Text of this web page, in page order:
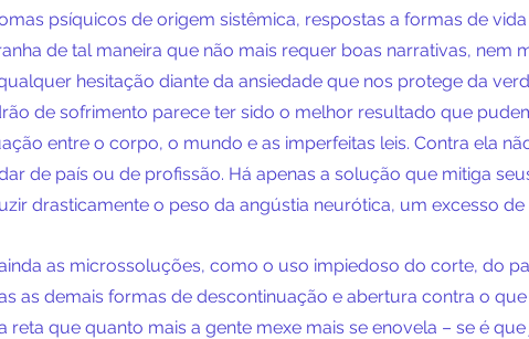
psíquicos de origem sistêmica, respostas a formas de
de tal maneira que não mais requer boas narrativas, nem
hesitação diante da ansiedade que nos protege da
de sofrimento parece ter sido o melhor resultado que
entre o corpo, o mundo e as imperfeitas leis. Contra ela
de país ou de profissão. Há apenas a solução que mitiga
drasticamente o peso da angústia neurótica, um excesso
as microssoluções, como o uso impiedoso do corte, do
as demais formas de descontinuação e abertura contra o
reta que quanto mais a gente mexe mais se enovela – se é